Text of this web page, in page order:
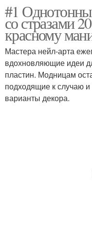
Красивый красный
#1
со стразами
красному
Мастера нейл-арта
вдохновляющие идеи
пластин. Модницам
подходящие к случаю
варианты декора.